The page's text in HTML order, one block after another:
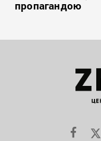
пропагандою